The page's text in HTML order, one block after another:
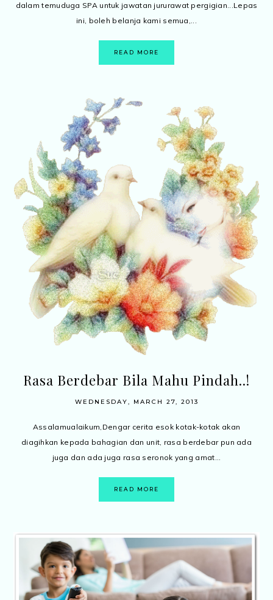
dalam temuduga SPA untuk jawatan jururawat pergigian...Lepas
ini, boleh belanja kami semua,...
READ MORE
Rasa Berdebar Bila Mahu Pindah..!
WEDNESDAY, MARCH 27, 2013
Assalamualaikum,Dengar cerita esok kotak-kotak akan
diagihkan kepada bahagian dan unit, rasa berdebar pun ada
juga dan ada juga rasa seronok yang amat...
READ MORE